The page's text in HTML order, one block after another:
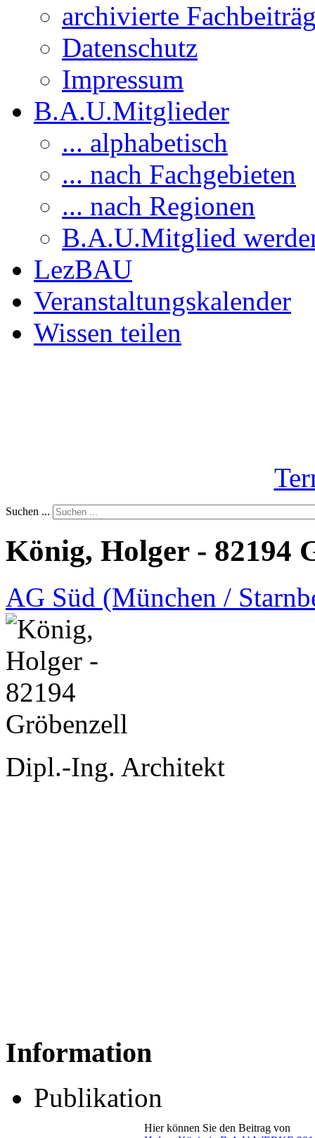
archivierte
Datenschutz
Impressum
B.A.U.Mitglieder
... alphabetisch
... nach Fachgebieten
... nach Regionen
B.A.U.Mitglied
LezBAU
Veranstaltungskalender
Wissen teilen
Suchen ...
König, Holger - 82194
AG Süd (München /
Dipl.-Ing. Architekt
Information
Publikation
Hier können Sie den Beitrag von